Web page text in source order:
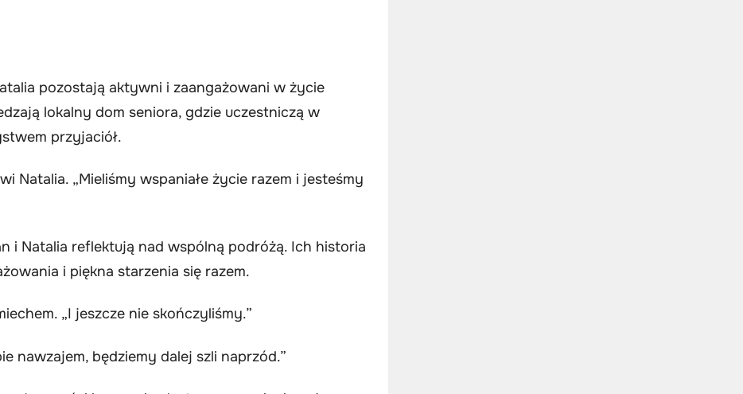
pozostają aktywni i zaangażowani w życie
lokalny dom seniora, gdzie uczestniczą w
przyjaciół.
Natalia. „Mieliśmy wspaniałe życie razem i jesteśmy
i Natalia reflektują nad wspólną podróżą. Ich historia
i piękna starzenia się razem.
„I jeszcze nie skończyliśmy.”
nawzajem, będziemy dalej szli naprzód.”